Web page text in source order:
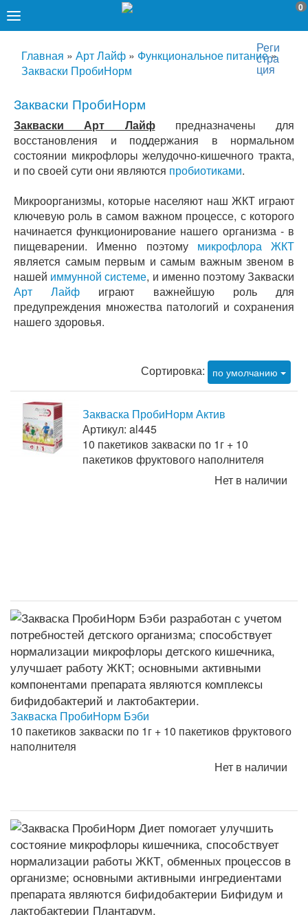
0
Реги
стра
ция
Главная » Арт Лайф » Функциональное питание»
Закваски ПробиНорм
Закваски ПробиНорм
Закваски Арт Лайфпредназначены для
восстановления и поддержания в нормальном
состоянии микрофлоры желудочно-кишечного тракта,
и по своей сути они являются пробиотиками.
Микроорганизмы, которые населяют наш ЖКТ играют
ключевую роль в самом важном процессе, с которого
начинается функционирование нашего организма - в
пищеварении. Именно поэтому микрофлора ЖКТ
является самым первым и самым важным звеном в
нашей иммунной системе, и именно поэтому Закваски
Арт Лайф играют важнейшую роль для
предупреждения множества патологий и сохранения
нашего здоровья.
Сортировка: по умолчанию
Закваска ПробиНорм Актив
Артикул: al445
10 пакетиков закваски по 1г + 10
пакетиков фруктового наполнителя
Нет в наличии
Закваска ПробиНорм Бэби
10 пакетиков закваски по 1г + 10 пакетиков фруктового
наполнителя
Нет в наличии